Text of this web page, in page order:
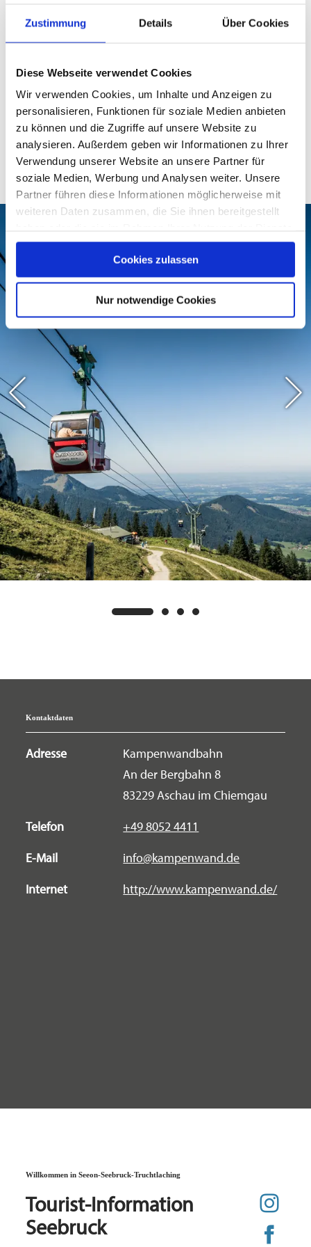
Zustimmung Details Über Cookies
Diese Webseite verwendet Cookies
Wir verwenden Cookies, um Inhalte und Anzeigen zu
personalisieren, Funktionen für soziale Medien anbieten
zu können und die Zugriffe auf unsere Website zu
analysieren. Außerdem geben wir Informationen zu Ihrer
Verwendung unserer Website an unsere Partner für
soziale Medien, Werbung und Analysen weiter. Unsere
Partner führen diese Informationen möglicherweise mit
weiteren Daten zusammen, die Sie ihnen bereitgestellt
gesammelt haben.
Cookies zulassen
Nur notwendige Cookies
Informationen zu aktuellen Preisen und
Betriebszeiten finden Sie unter
09:00 - 18:00
Freitag
09:00 - 18:00 geöffnet
Bitte tagesaktuell direkt bei der Bahn
informieren:www.kampenwand.de
Kontaktdaten
Adresse
Kampenwandbahn
An der Bergbahn 8
83229 Aschau im Chiemgau
Telefon
+49 8052 4411
E-Mail
info@kampenwand.de
Internet
http://www.kampenwand.de/
Willkommen in Seeon-Seebruck-Truchtlaching
Tourist-Information
Seebruck